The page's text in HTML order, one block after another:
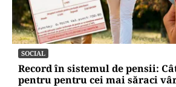
SOCIAL
Record în sistemul de pensii:
pentru pentru cei mai săraci